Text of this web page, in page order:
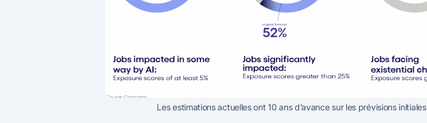
Les estimations actuelles ont 10 ans d’avance sur les prévisions initiales